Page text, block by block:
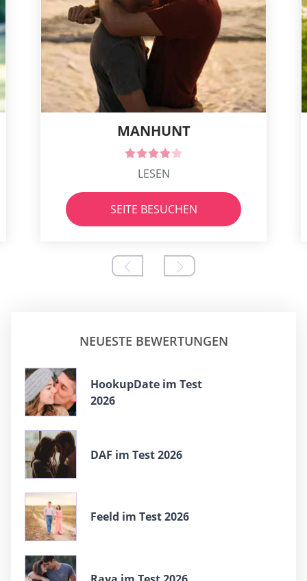
MANHUNT
LESEN
SEITE BESUCHEN
NEUESTE BEWERTUNGEN
HookupDate im Test
2026
DAF im Test 2026
Feeld im Test 2026